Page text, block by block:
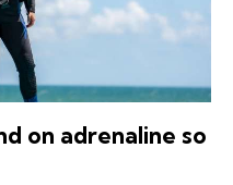
on adrenaline so